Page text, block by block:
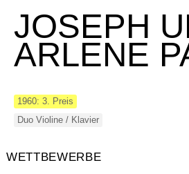
JOSEPH
ARLENE
1960: 3. Preis
Duo Violine / Klavier
WETTBEWERBE